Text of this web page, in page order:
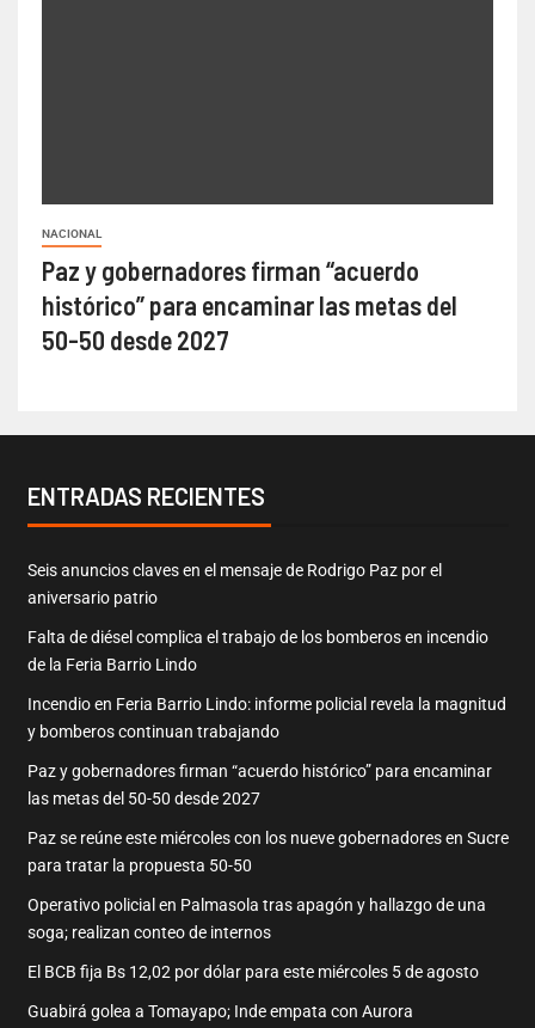
NACIONAL
Paz y gobernadores firman “acuerdo
histórico” para encaminar las metas del
50-50 desde 2027
ENTRADAS RECIENTES
Seis anuncios claves en el mensaje de Rodrigo Paz por el
aniversario patrio
Falta de diésel complica el trabajo de los bomberos en incendio
de la Feria Barrio Lindo
Incendio en Feria Barrio Lindo: informe policial revela la magnitud
y bomberos continuan trabajando
Paz y gobernadores firman “acuerdo histórico” para encaminar
las metas del 50-50 desde 2027
Paz se reúne este miércoles con los nueve gobernadores en Sucre
para tratar la propuesta 50-50
Operativo policial en Palmasola tras apagón y hallazgo de una
soga; realizan conteo de internos
El BCB fija Bs 12,02 por dólar para este miércoles 5 de agosto
Guabirá golea a Tomayapo; Inde empata con Aurora